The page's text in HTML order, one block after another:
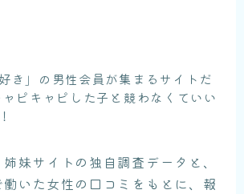
き」の男性会員が集まるサイトだ
ピキャピした子と競わなくていい
妹サイトの独自調査データと、
いた女性の口コミをもとに、報